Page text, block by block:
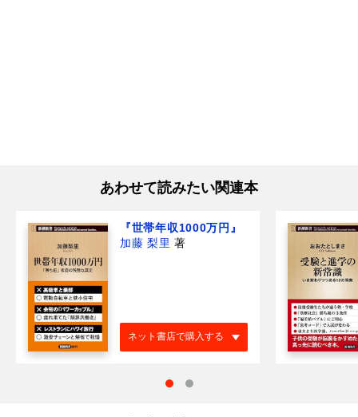
あわせて読みたい関連本
『世帯年収1000万円』
加藤 梨里 著
ネット書店で購入する